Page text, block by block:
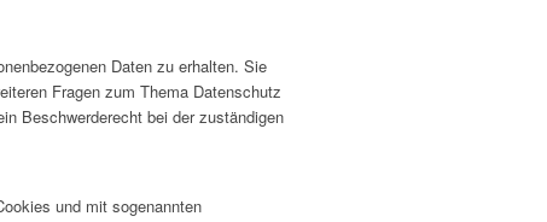
Daten zu erhalten. Sie
Fragen zum Thema Datenschutz
Beschwerderecht bei der zuständigen
und mit sogenannten